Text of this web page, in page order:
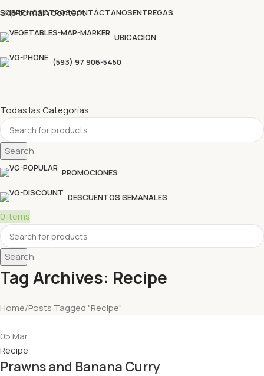
Skip to main content
Descubre nuestras ofertas y compra sin complicaciones
SOBRE NOSOTROSCONTÁCTANOSENTREGAS
UBICACIÓN
(593) 97 906-5450
Todas las Categorías
Search
PROMOCIONES
DESCUENTOS SEMANALES
0 items
Search
Tag Archives: Recipe
Home Posts Tagged "Recipe"
05Mar
Recipe
Prawns and Banana Curry